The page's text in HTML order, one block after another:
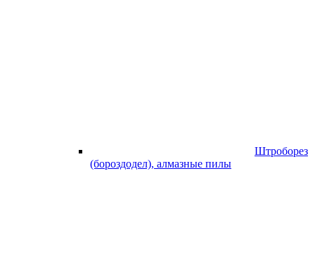
Штроборез
(бороздодел), алмазные пилы